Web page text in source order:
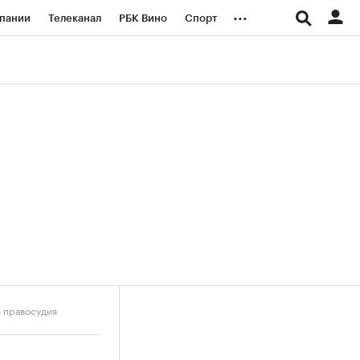
Телеканал РБК Вино Спорт ...